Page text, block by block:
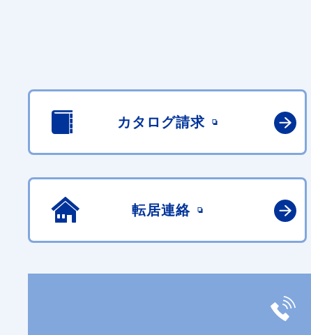
カタログ請求
転居連絡